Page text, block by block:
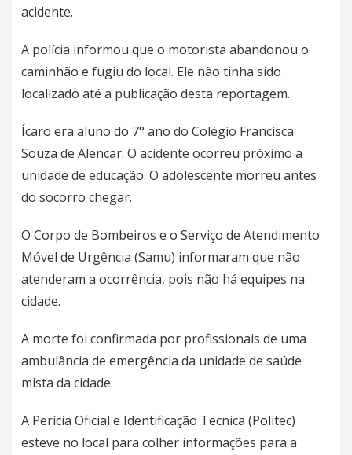
acidente.
A polícia informou que o motorista abandonou o
caminhão e fugiu do local. Ele não tinha sido
localizado até a publicação desta reportagem.
Ícaro era aluno do 7° ano do Colégio Francisca
Souza de Alencar. O acidente ocorreu próximo a
unidade de educação. O adolescente morreu antes
do socorro chegar.
O Corpo de Bombeiros e o Serviço de Atendimento
Móvel de Urgência (Samu) informaram que não
atenderam a ocorrência, pois não há equipes na
cidade.
A morte foi confirmada por profissionais de uma
ambulância de emergência da unidade de saúde
mista da cidade.
A Perícia Oficial e Identificação Tecnica (Politec)
esteve no local para colher informações para a